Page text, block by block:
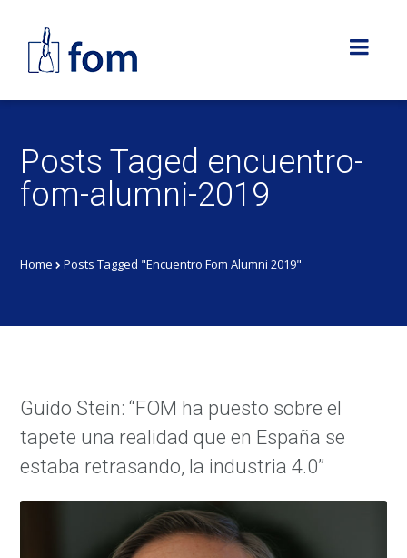
Posts Taged encuentro-
fom-alumni-2019
Home Posts Tagged "Encuentro Fom Alumni 2019"
Guido Stein: “FOM ha puesto sobre el
tapete una realidad que en España se
estaba retrasando, la industria 4.0”